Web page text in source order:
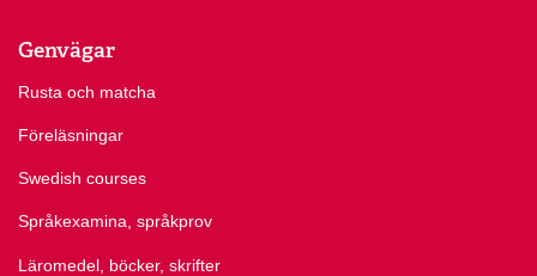
Genvägar
Rusta och matcha
Föreläsningar
Swedish courses
Språkexamina, språkprov
Läromedel, böcker, skrifter